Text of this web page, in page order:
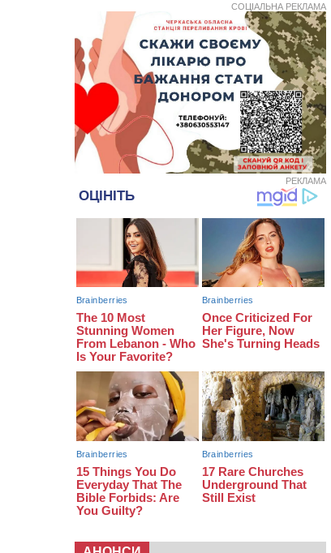
11:35
Від 80 гривень за кілограм: в
Україні прогнозують стрибок цін на
гречку
10:56
Захисника зі Звенигородщини,
який обороняв Авдіївку,
нагородили “Комбатантським
хрестом”
10:10
На Черкащині п’яний мотоцикліст
зіткнувся з мопедом: двоє людей у
лікарні
09:42 Ветерани МСК “Дніпро” вибороли
бронзу чемпіонату України
На Уманщині підрядника
зобов’язали сплатити понад 670
тис грн штрафу за незаконні зміни
до договору
директора Мокрокалигірського
психоневрологічного інтернату
07:23 Уманські міграційники видворили з
країни грузина, який відсидів
термін у колонії
СОЦІАЛЬНА РЕКЛАМА
РЕКЛАМА